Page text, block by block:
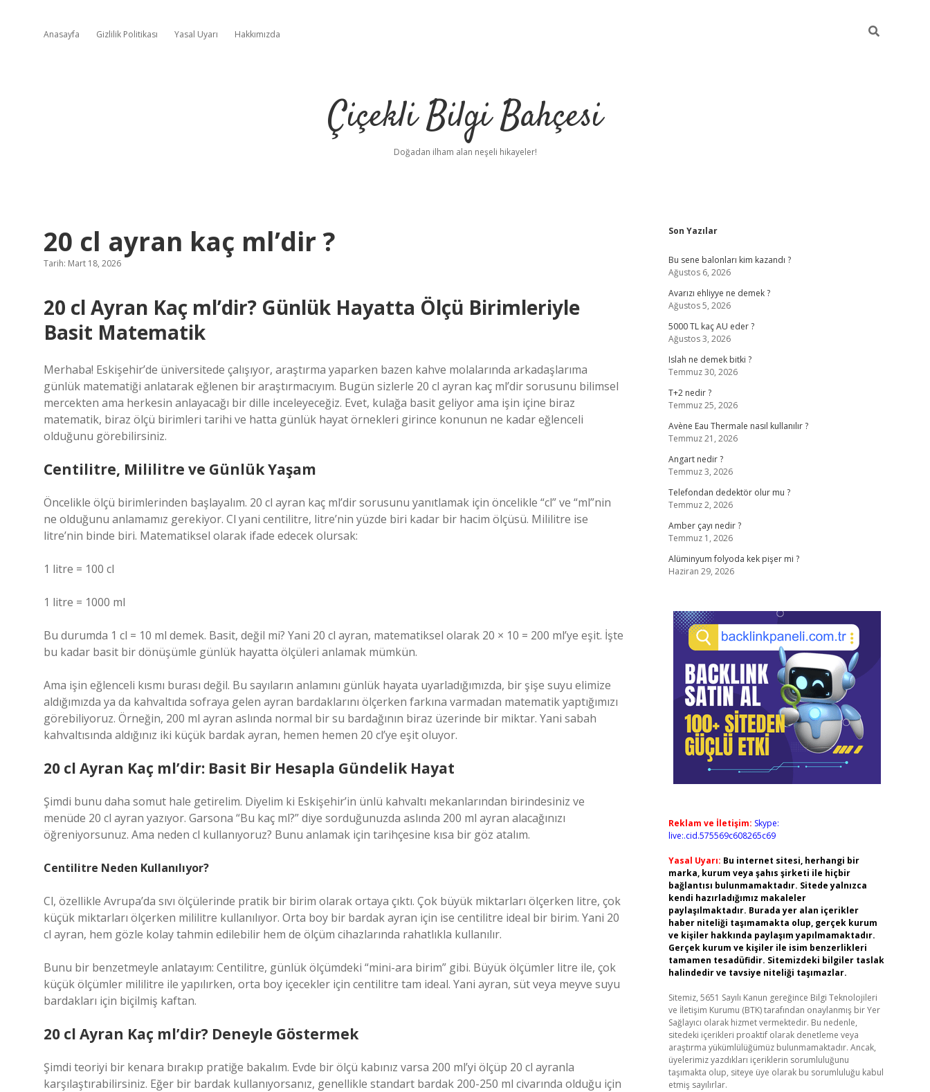
Anasayfa Gizlilik Politikası Yasal Uyarı Hakkımızda
Çiçekli Bilgi Bahçesi
Doğadan ilham alan neşeli hikayeler!
20 cl ayran kaç ml’dir ?
Tarih: Mart 18, 2026
20 cl Ayran Kaç ml’dir? Günlük Hayatta Ölçü Birimleriyle
Basit Matematik
Merhaba! Eskişehir’de üniversitede çalışıyor, araştırma yaparken bazen kahve molalarında arkadaşlarıma
günlük matematiği anlatarak eğlenen bir araştırmacıyım. Bugün sizlerle 20 cl ayran kaç ml’dir sorusunu bilimsel
mercekten ama herkesin anlayacağı bir dille inceleyeceğiz. Evet, kulağa basit geliyor ama işin içine biraz
matematik, biraz ölçü birimleri tarihi ve hatta günlük hayat örnekleri girince konunun ne kadar eğlenceli
olduğunu görebilirsiniz.
Centilitre, Mililitre ve Günlük Yaşam
Öncelikle ölçü birimlerinden başlayalım. 20 cl ayran kaç ml’dir sorusunu yanıtlamak için öncelikle “cl” ve “ml”nin
ne olduğunu anlamamız gerekiyor. Cl yani centilitre, litre’nin yüzde biri kadar bir hacim ölçüsü. Mililitre ise
litre’nin binde biri. Matematiksel olarak ifade edecek olursak:
1 litre = 100 cl
1 litre = 1000 ml
Bu durumda 1 cl = 10 ml demek. Basit, değil mi? Yani 20 cl ayran, matematiksel olarak 20 × 10 = 200 ml’ye eşit. İşte
bu kadar basit bir dönüşümle günlük hayatta ölçüleri anlamak mümkün.
Ama işin eğlenceli kısmı burası değil. Bu sayıların anlamını günlük hayata uyarladığımızda, bir şişe suyu elimize
aldığımızda ya da kahvaltıda sofraya gelen ayran bardaklarını ölçerken farkına varmadan matematik yaptığımızı
görebiliyoruz. Örneğin, 200 ml ayran aslında normal bir su bardağının biraz üzerinde bir miktar. Yani sabah
kahvaltısında aldığınız iki küçük bardak ayran, hemen hemen 20 cl’ye eşit oluyor.
20 cl Ayran Kaç ml’dir: Basit Bir Hesapla Gündelik Hayat
Şimdi bunu daha somut hale getirelim. Diyelim ki Eskişehir’in ünlü kahvaltı mekanlarından birindesiniz ve
menüde 20 cl ayran yazıyor. Garsona “Bu kaç ml?” diye sorduğunuzda aslında 200 ml ayran alacağınızı
öğreniyorsunuz. Ama neden cl kullanıyoruz? Bunu anlamak için tarihçesine kısa bir göz atalım.
Centilitre Neden Kullanılıyor?
Cl, özellikle Avrupa’da sıvı ölçülerinde pratik bir birim olarak ortaya çıktı. Çok büyük miktarları ölçerken litre, çok
küçük miktarları ölçerken mililitre kullanılıyor. Orta boy bir bardak ayran için ise centilitre ideal bir birim. Yani 20
cl ayran, hem gözle kolay tahmin edilebilir hem de ölçüm cihazlarında rahatlıkla kullanılır.
Bunu bir benzetmeyle anlatayım: Centilitre, günlük ölçümdeki “mini-ara birim” gibi. Büyük ölçümler litre ile, çok
küçük ölçümler mililitre ile yapılırken, orta boy içecekler için centilitre tam ideal. Yani ayran, süt veya meyve suyu
bardakları için biçilmiş kaftan.
20 cl Ayran Kaç ml’dir? Deneyle Göstermek
Şimdi teoriyi bir kenara bırakıp pratiğe bakalım. Evde bir ölçü kabınız varsa 200 ml’yi ölçüp 20 cl ayranla
karşılaştırabilirsiniz. Eğer bir bardak kullanıyorsanız, genellikle standart bardak 200-250 ml civarında olduğu için
Sidebar
Son Yazılar
Bu sene balonları kim kazandı ?
Ağustos 6, 2026
Avarızı ehliyye ne demek ?
Ağustos 5, 2026
5000 TL kaç AU eder ?
Ağustos 3, 2026
Islah ne demek bitki ?
Temmuz 30, 2026
T+2 nedir ?
Temmuz 25, 2026
Avène Eau Thermale nasıl kullanılır ?
Temmuz 21, 2026
Angart nedir ?
Temmuz 3, 2026
Telefondan dedektör olur mu ?
Temmuz 2, 2026
Amber çayı nedir ?
Temmuz 1, 2026
Alüminyum folyoda kek pişer mi ?
Haziran 29, 2026
Reklam ve İletişim: Skype:
live:.cid.575569c608265c69
Yasal Uyarı: Bu internet sitesi, herhangi bir
marka, kurum veya şahıs şirketi ile hiçbir
bağlantısı bulunmamaktadır. Sitede yalnızca
kendi hazırladığımız makaleler
paylaşılmaktadır. Burada yer alan içerikler
haber niteliği taşımamakta olup, gerçek kurum
ve kişiler hakkında paylaşım yapılmamaktadır.
Gerçek kurum ve kişiler ile isim benzerlikleri
tamamen tesadüfidir. Sitemizdeki bilgiler taslak
halindedir ve tavsiye niteliği taşımazlar.
Sitemiz, 5651 Sayılı Kanun gereğince Bilgi Teknolojileri
ve İletişim Kurumu (BTK) tarafından onaylanmış bir Yer
Sağlayıcı olarak hizmet vermektedir. Bu nedenle,
sitedeki içerikleri proaktif olarak denetleme veya
araştırma yükümlülüğümüz bulunmamaktadır. Ancak,
üyelerimiz yazdıkları içeriklerin sorumluluğunu
taşımakta olup, siteye üye olarak bu sorumluluğu kabul
etmiş sayılırlar.